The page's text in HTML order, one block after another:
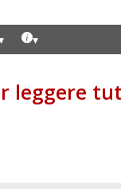
leggere